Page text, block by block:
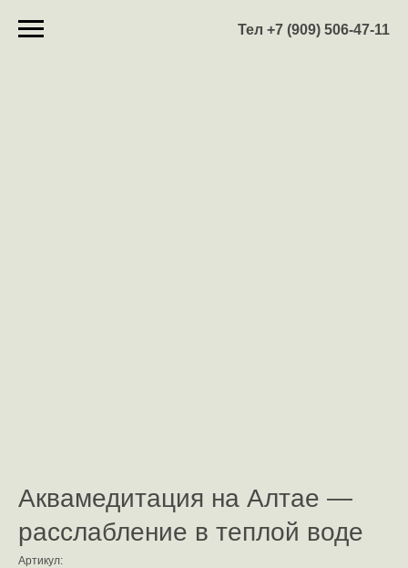
Тел +7 (909) 506-47-11
Аквамедитация на Алтае —
расслабление в теплой воде
Артикул: